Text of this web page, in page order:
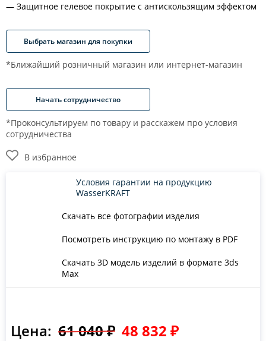
Защитное гелевое покрытие с антискользящим эффектом
Выбрать магазин для покупки
*Ближайший розничный магазин или интернет-магазин
Начать сотрудничество
*Проконсультируем по товару и расскажем про условия
сотрудничества
В избранное
Скачать все фотографии изделия
Посмотреть инструкцию по монтажу в PDF
Скачать 3D модель изделий в формате 3ds
Max
Условия гарантии на продукцию
WasserKRAFT
Цена: 61 040 ₽ 48 832 ₽